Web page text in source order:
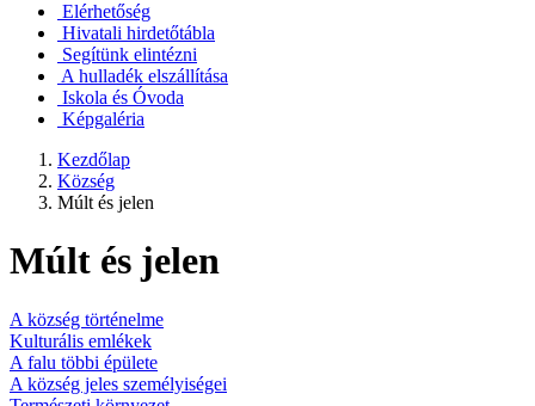
Elérhetőség
Hivatali hirdetőtábla
Segítünk elintézni
A hulladék elszállítása
Iskola és Óvoda
Képgaléria
Kezdőlap
Község
Múlt és jelen
Múlt és jelen
A község történelme
Kulturális emlékek
A falu többi épülete
A község jeles személyiségei